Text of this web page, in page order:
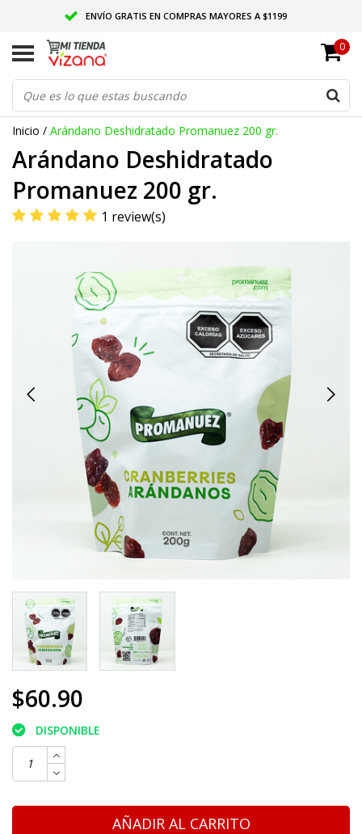
ENVÍO GRATIS EN COMPRAS MAYORES A $1199
CALIDAD VIZANA GARANTIZADA
0
Inicio / Arándano Deshidratado Promanuez 200 gr.
Arándano Deshidratado
Promanuez 200 gr.
1 review(s)
$60.90
DISPONIBLE
AÑADIR AL CARRITO